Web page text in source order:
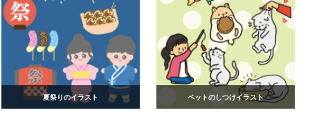
夏祭りのイラスト ペットのしつけイラスト